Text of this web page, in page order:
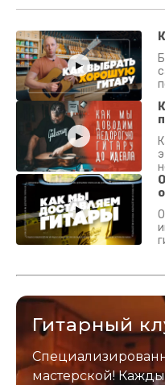
Гитарный
мастерской!